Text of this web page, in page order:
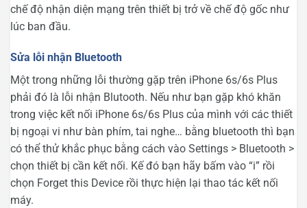
chế độ nhận diện mạng trên thiết bị trở về chế độ gốc như
lúc ban đầu.
Sửa lỗi nhận Bluetooth
Một trong những lỗi thường gặp trên iPhone 6s/6s Plus
phải đó là lỗi nhận Blutooth. Nếu như bạn gặp khó khăn
trong việc kết nối iPhone 6s/6s Plus của mình với các thiết
bị ngoại vi như bàn phím, tai nghe… bằng bluetooth thì bạn
có thể thử khắc phục bằng cách vào Settings > Bluetooth >
chọn thiết bị cần kết nối. Kế đó bạn hãy bấm vào “i” rồi
chọn Forget this Device rồi thực hiện lại thao tác kết nối
máy.